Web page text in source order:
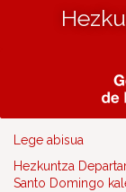
Lege abisua
Hezkuntza
Santo Domingo